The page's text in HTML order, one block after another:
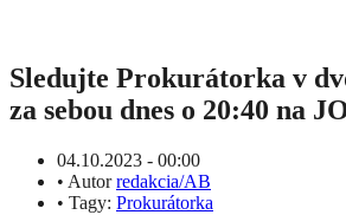
Sledujte Prokurátorka v
za sebou dnes o 20:40 na
04.10.2023 - 00:00
• Autorredakcia/AB
• Tagy: Prokurátorka